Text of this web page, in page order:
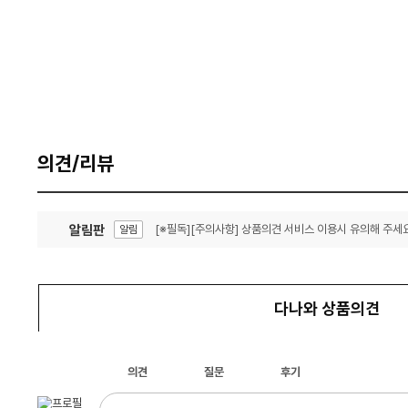
의견/리뷰
알림판 알림 [※필독][주의사항] 상품의견 서비스 이용시 유의해 주세
다나와 상품의견
의견 질문 후기